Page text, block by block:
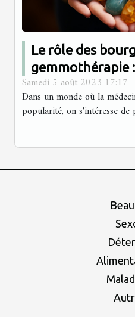
Le rôle des
gemmothérapie
scientifique
Samedi 5 août 2023 17:17
Dans un monde où la
popularité, on s'intéresse de